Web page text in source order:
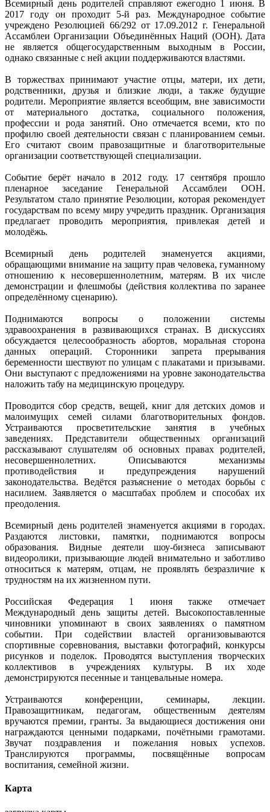
Всемирный день родителей справляют ежегодно 1 июня. В
2017 году он проходит 5-й раз. Международное событие
учреждено Резолюцией 66/292 от 17.09.2012 г. Генеральной
Ассамблеи Организации Объединённых Наций (ООН). Дата
не является общегосударственным выходным в России,
однако связанные с ней акции поддерживаются властями.
В торжествах принимают участие отцы, матери, их дети,
родственники, друзья и близкие люди, а также будущие
родители. Мероприятие является всеобщим, вне зависимости
от материального достатка, социального положения,
профессии и рода занятий. Оно отмечается всеми, кто по
профилю своей деятельности связан с планированием семьи.
Его считают своим правозащитные и благотворительные
организации соответствующей специализации.
Событие берёт начало в 2012 году. 17 сентября прошло
пленарное заседание Генеральной Ассамблеи ООН.
Результатом стало принятие Резолюции, которая рекомендует
государствам по всему миру учредить праздник. Организация
предлагает проводить мероприятия, привлекая детей и
молодёжь.
Всемирный день родителей знаменуется акциями,
обращающими внимание на защиту прав человека, гуманному
отношению к несовершеннолетним, матерям. В их числе
демонстрации и флешмобы (действия коллектива по заранее
определённому сценарию).
Поднимаются вопросы о положении системы
здравоохранения в развивающихся странах. В дискуссиях
обсуждается целесообразность абортов, моральная сторона
данных операций. Сторонники запрета прерывания
беременности шествуют по улицам с плакатами и призывами.
Они выступают с предложениями на уровне законодательства
наложить табу на медицинскую процедуру.
Проводится сбор средств, вещей, книг для детских домов и
малоимущих семей силами благотворительных фондов.
Устраиваются просветительские занятия в учебных
заведениях. Представители общественных организаций
рассказывают слушателям об основных правах родителей,
несовершеннолетних. Описываются механизмы
противодействия и предупреждения нарушений
законодательства. Ведётся разъяснение о методах борьбы с
насилием. Заявляется о масштабах проблем и способах их
преодоления.
Всемирный день родителей знаменуется акциями в городах.
Раздаются листовки, памятки, поднимаются вопросы
образования. Видные деятели шоу-бизнеса записывают
видеоролики, призывающие людей внимательно и заботливо
относиться к матерям, отцам, не проявлять безразличие к
трудностям на их жизненном пути.
Российская Федерация 1 июня также отмечает
Международный день защиты детей. Высокопоставленные
чиновники упоминают в своих заявлениях о памятном
событии. При содействии властей организовываются
спортивные соревнования, выставки фотографий, конкурсы
рисунков и поделок. Проводятся выступления творческих
коллективов в учреждениях культуры. В их ходе
демонстрируются песенные и танцевальные номера.
Устраиваются конференции, семинары, лекции.
Правозащитникам, педагогам, общественным деятелям
вручаются премии, гранты. За выдающиеся достижения они
награждаются ценными подарками, почётными грамотами.
Звучат поздравления и пожелания новых успехов.
Транслируются программы, посвящённые вопросам
воспитания, семейной жизни.
Карта